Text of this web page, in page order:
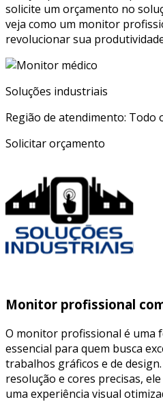
solicite um orçamento no
veja como um monitor
revolucionar sua
Soluções industriais
Região de atendimento: Todo
Solicitar orçamento
Monitor profissional
O monitor profissional é uma
essencial para quem busca
trabalhos gráficos e de
resolução e cores precisas,
uma experiência visual